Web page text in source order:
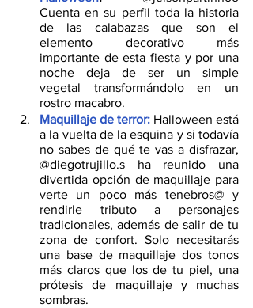
Cuenta en su perfil toda la historia
de las calabazas que son el
elemento decorativo más
importante de esta fiesta y por una
noche deja de ser un simple
vegetal transformándolo en un
rostro macabro.
Maquillaje de terror: Halloween está
a la vuelta de la esquina y si todavía
no sabes de qué te vas a disfrazar,
@diegotrujillo.s ha reunido una
divertida opción de maquillaje para
verte un poco más tenebros@ y
rendirle tributo a personajes
tradicionales, además de salir de tu
zona de confort. Solo necesitarás
una base de maquillaje dos tonos
más claros que los de tu piel, una
prótesis de maquillaje y muchas
sombras.